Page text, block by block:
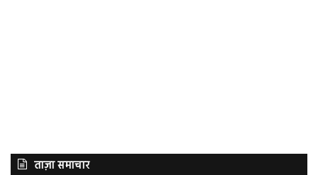
ताज़ा समाचार